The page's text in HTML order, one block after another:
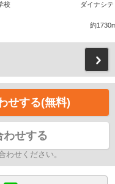
校 ダイナシ
約
せする(無料)
わせする
わせください。